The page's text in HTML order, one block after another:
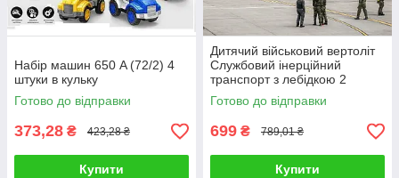
Набір машин 650 A (72/2) 4
штуки в кульку
Готово до відправки
373,28 ₴ 423,28 ₴
Купити
Дитячий військовий вертоліт
Службовий інерційний
транспорт з лебідкою 2
кольори світло звук рухомі
лопаті кран
Готово до відправки
699 ₴ 789,01 ₴
Купити